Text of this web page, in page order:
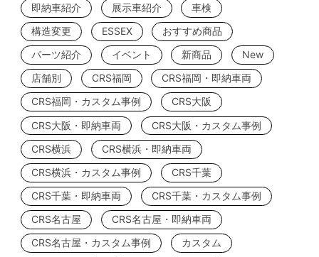
即納車紹介
展示車紹介
車検
構造変更
ESSEX
おすすめ商品
パーツ紹介
イベント 新商品
New
店舗別
CRS福岡
CRS福岡・即納車両
CRS福岡・カスタム事例
CRS大阪
CRS大阪・即納車両
CRS大阪・カスタム事例
CRS横浜
CRS横浜・即納車両
CRS横浜・カスタム事例
CRS千葉
CRS千葉・即納車両
CRS千葉・カスタム事例
CRS名古屋
CRS名古屋・即納車両
CRS名古屋・カスタム事例
カスタム